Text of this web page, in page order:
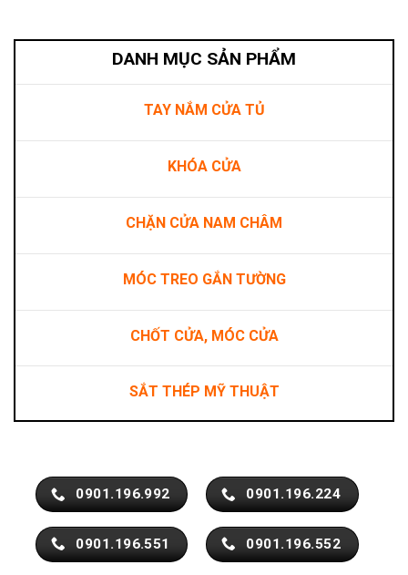
DANH MỤC SẢN PHẨM
TAY NẮM CỬA TỦ
KHÓA CỬA
CHẶN CỬA NAM CHÂM
MÓC TREO GẮN TƯỜNG
CHỐT CỬA, MÓC CỬA
SẮT THÉP MỸ THUẬT
0901.196.992 0901.196.224
0901.196.551 0901.196.552